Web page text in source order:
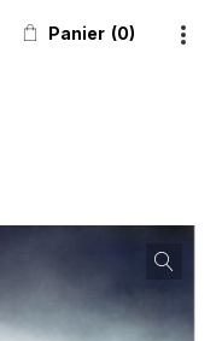
Panier 0